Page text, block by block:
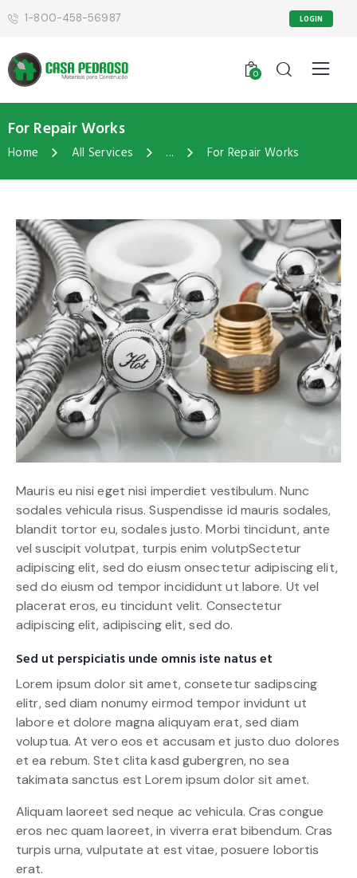
1-800-458-56987 LOGIN
0
For Repair Works
Home All Services ... For Repair Works
Mauris eu nisi eget nisi imperdiet vestibulum. Nunc
sodales vehicula risus. Suspendisse id mauris sodales,
blandit tortor eu, sodales justo. Morbi tincidunt, ante
vel suscipit volutpat, turpis enim volutpSectetur
adipiscing elit, sed do eiusm onsectetur adipiscing elit,
sed do eiusm od tempor incididunt ut labore. Ut vel
placerat eros, eu tincidunt velit. Consectetur
adipiscing elit, adipiscing elit, sed do.
Sed ut perspiciatis unde omnis iste natus et
Lorem ipsum dolor sit amet, consetetur sadipscing
elitr, sed diam nonumy eirmod tempor invidunt ut
labore et dolore magna aliquyam erat, sed diam
voluptua. At vero eos et accusam et justo duo dolores
et ea rebum. Stet clita kasd gubergren, no sea
takimata sanctus est Lorem ipsum dolor sit amet.
Aliquam laoreet sed neque ac vehicula. Cras congue
eros nec quam laoreet, in viverra erat bibendum. Cras
turpis urna, vulputate at est vitae, posuere lobortis
erat.